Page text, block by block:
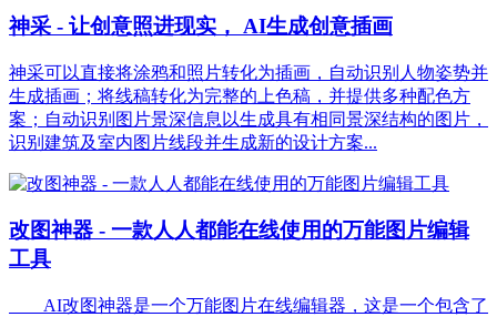
神采 - 让创意照进现实， AI生成创意插画
神采可以直接将涂鸦和照片转化为插画，自动识别人物姿势并
生成插画；将线稿转化为完整的上色稿，并提供多种配色方
案；自动识别图片景深信息以生成具有相同景深结构的图片，
识别建筑及室内图片线段并生成新的设计方案...
改图神器 - 一款人人都能在线使用的万能图片编辑
工具
AI改图神器是一个万能图片在线编辑器，这是一个包含了